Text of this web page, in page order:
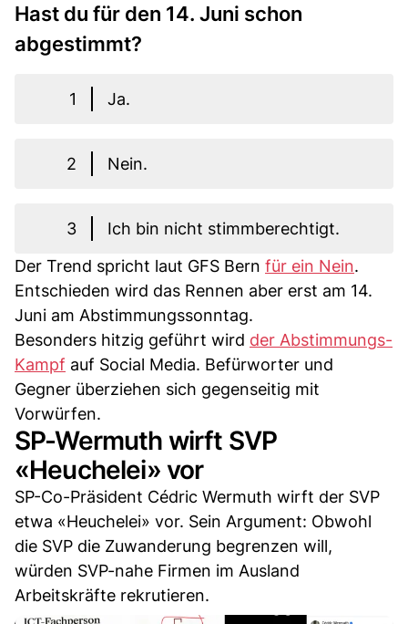
Hast du für den 14. Juni schon
abgestimmt?
1 Ja.
2 Nein.
3
Ich bin nicht stimmberechtigt.
Der Trend spricht laut GFS Bern für ein Nein.
Entschieden wird das Rennen aber erst am 14.
Juni am Abstimmungssonntag.
Besonders hitzig geführt wird der Abstimmungs-
Kampf auf Social Media. Befürworter und
Gegner überziehen sich gegenseitig mit
Vorwürfen.
SP-Wermuth wirft SVP
«Heuchelei» vor
SP-Co-Präsident Cédric Wermuth wirft der SVP
etwa «Heuchelei» vor. Sein Argument: Obwohl
die SVP die Zuwanderung begrenzen will,
würden SVP-nahe Firmen im Ausland
Arbeitskräfte rekrutieren.